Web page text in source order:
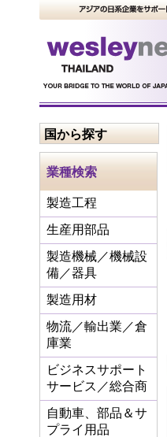
国から探す
業種検索
製造工程
生産用部品
製造機械／機械設
備／器具
製造用材
物流／輸出業／倉
庫業
ビジネスサポート
サービス／総合商
自動車、部品＆サ
プライ用品